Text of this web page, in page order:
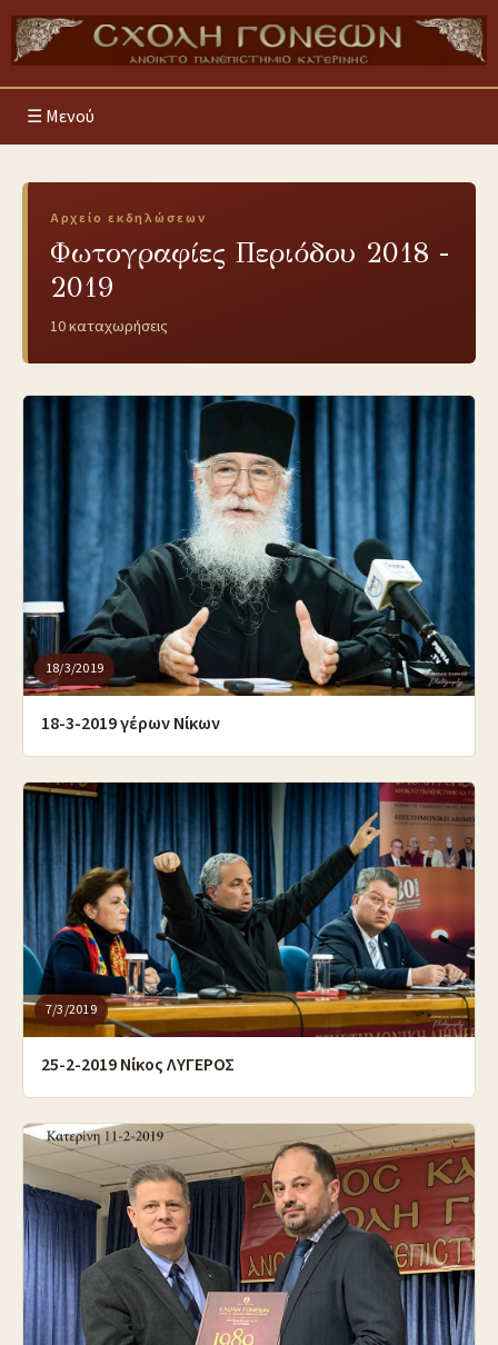
Μενού
Αρχείο εκδηλώσεων
Φωτογραφίες Περιόδου 2018 -
2019
10 καταχωρήσεις
18/3/2019
18-3-2019 γέρων Νίκων
7/3/2019
25-2-2019 Νίκος ΛΥΓΕΡΟΣ